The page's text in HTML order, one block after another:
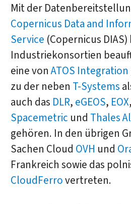
Mit der
Copernicus Data and
Service (Copernicus
Industriekonsortien
eine vonATOS Integration
zu der neben T-Systems
auch das DLR, eGEOS, EOX,
Spacemetric und Thales
gehören. In den übrigen
Sachen Cloud OVH und
Frankreich sowie das
CloudFerrovertreten.